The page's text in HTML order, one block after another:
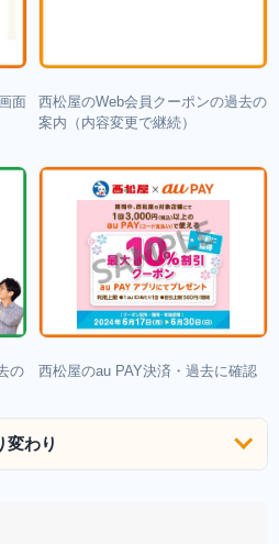
面
西松屋のWeb会員クーポンの過去の
案内（内容変更で継続）
の
西松屋のau PAY決済・過去に確認
変わり